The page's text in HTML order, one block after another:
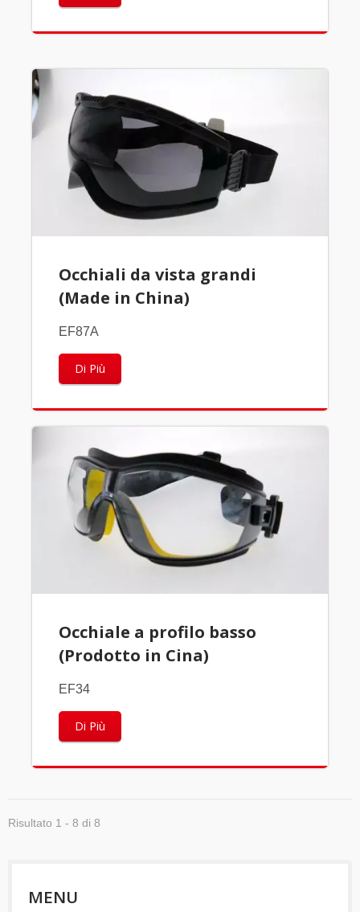
Occhiali da vista grandi
(Made in China)
EF87A
Di Più
Occhiale a profilo basso
(Prodotto in Cina)
EF34
Di Più
Risultato 1 - 8 di 8
MENU